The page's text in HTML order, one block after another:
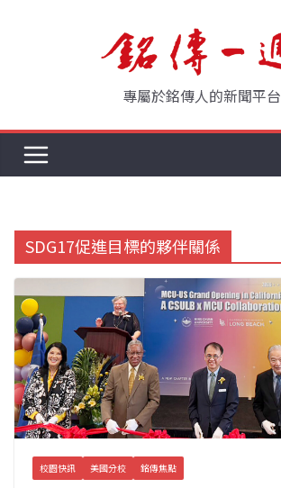
專屬於銘傳人的新聞平台
SDG17促進目標的夥伴關係
校園快訊 美國分校 銘傳焦點